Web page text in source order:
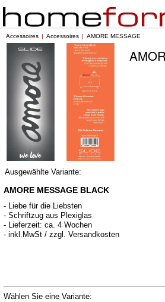
Accessoires Accessoires AMORE MESSAGE
Ausgewählte Variante:
AMORE MESSAGE BLACK
- Liebe für die Liebsten
- Schriftzug aus Plexiglas
- Lieferzeit: ca. 4 Wochen
- inkl.MwSt / zzgl. Versandkosten
Wählen Sie eine Variante: